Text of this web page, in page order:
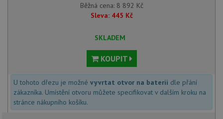
Běžná cena: 8 892 Kč
Sleva: 445 Kč
SKLADEM
KOUPIT
U tohoto dřezu je možné vyvrtat otvor na baterii dle přání
zákazníka. Umístění otvoru můžete specifikovat v dalším kroku na
stránce nákupního košíku.